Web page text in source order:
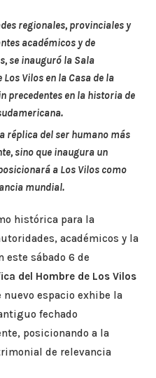
regionales, provinciales y
académicos y de
se inauguró la Sala
Vilos en la Casa de la
precedentes en la historia de
réplica del ser humano más
sino que inaugura un
a Los Vilos como
mundial.
histórica para la
académicos y la
sábado 6 de
del Hombre de Los Vilos
nuevo espacio exhibe la
fechado
posicionando a la
de relevancia